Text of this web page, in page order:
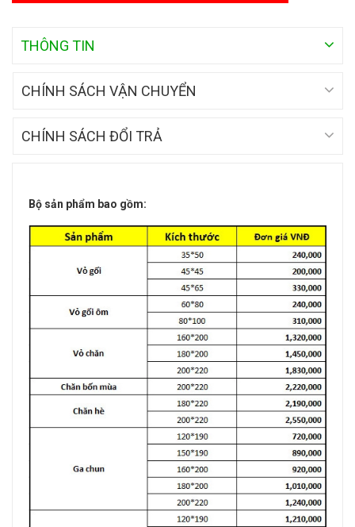
THÔNG TIN
CHÍNH SÁCH VẬN CHUYỂN
CHÍNH SÁCH ĐỔI TRẢ
Bộ sản phẩm bao gồm: